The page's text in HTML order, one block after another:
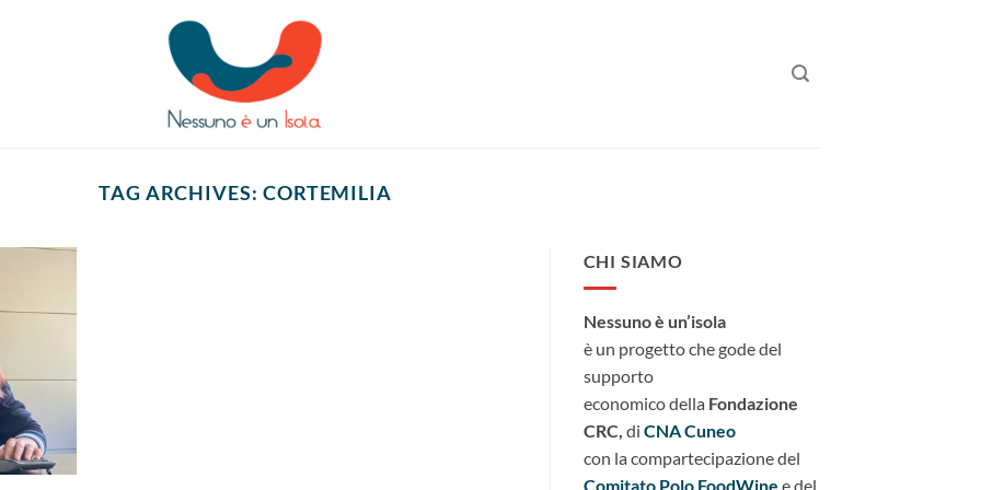
TAG ARCHIVES: CORTEMILIA
CHI SIAMO
Nessuno è un’isola
è un progetto che gode del
supporto
economico della Fondazione
CRC, di CNA Cuneo
con la compartecipazione del
Comitato Polo FoodWine e del